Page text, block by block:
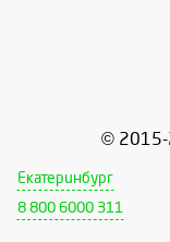
© 2015-
Екатеринбург
8 800 6000 311